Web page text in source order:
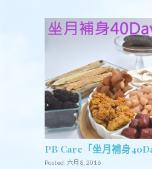
PB Care「坐月補身
Posted: 六月 8, 2016